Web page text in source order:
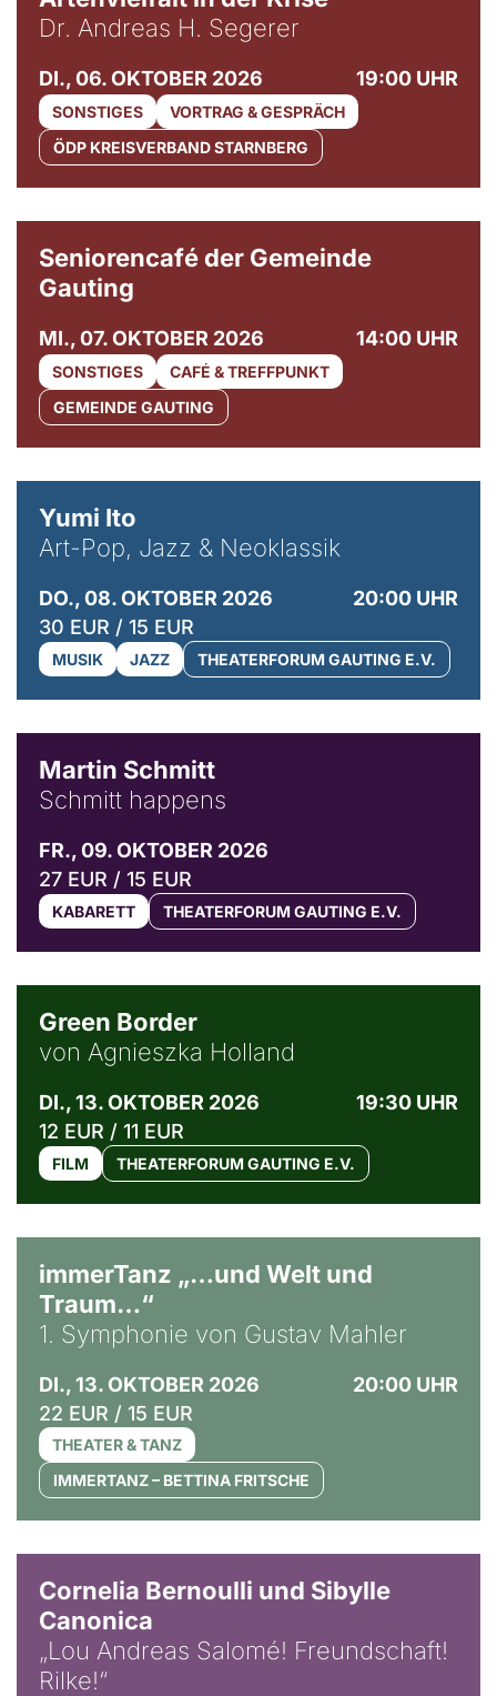
Dr. Andreas H. Segerer
DI., 06. OKTOBER 2026 19:00 UHR
SONSTIGES
VORTRAG & GESPRÄCH
ÖDP KREISVERBAND STARNBERG
Seniorencafé der Gemeinde
Gauting
MI., 07. OKTOBER 2026 14:00 UHR
SONSTIGES
CAFÉ & TREFFPUNKT
GEMEINDE GAUTING
Yumi Ito
Art-Pop, Jazz & Neoklassik
DO., 08. OKTOBER 2026
20:00 UHR
30 EUR / 15 EUR
MUSIK JAZZ THEATERFORUM GAUTING E.V.
Martin Schmitt
Schmitt happens
FR., 09. OKTOBER 2026
27 EUR / 15 EUR
KABARETT THEATERFORUM GAUTING E.V.
Green Border
von Agnieszka Holland
DI., 13. OKTOBER 2026
19:30 UHR
12 EUR / 11 EUR
FILM THEATERFORUM GAUTING E.V.
immerTanz „…und Welt und
Traum…“
1. Symphonie von Gustav Mahler
DI., 13. OKTOBER 2026
20:00 UHR
22 EUR / 15 EUR
THEATER & TANZ
IMMERTANZ – BETTINA FRITSCHE
Cornelia Bernoulli und Sibylle
Canonica
„Lou Andreas Salomé! Freundschaft!
Rilke!“